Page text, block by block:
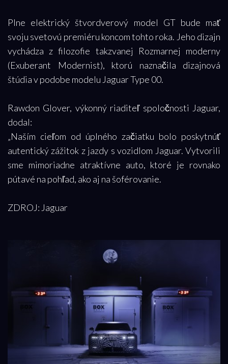
Plne elektrický štvordverový model GT bude mať
svoju svetovú premiéru koncom tohto roka. Jeho dizajn
vychádza z filozofie takzvanej Rozmarnej moderny
(Exuberant Modernist), ktorú naznačila dizajnová
štúdia v podobe modelu Jaguar Type 00.
Rawdon Glover, výkonný riaditeľ spoločnosti Jaguar,
dodal:
„Naším cieľom od úplného začiatku bolo poskytnúť
autentický zážitok z jazdy s vozidlom Jaguar. Vytvorili
sme mimoriadne atraktívne auto, ktoré je rovnako
pútavé na pohľad, ako aj na šoférovanie.
ZDROJ: Jaguar